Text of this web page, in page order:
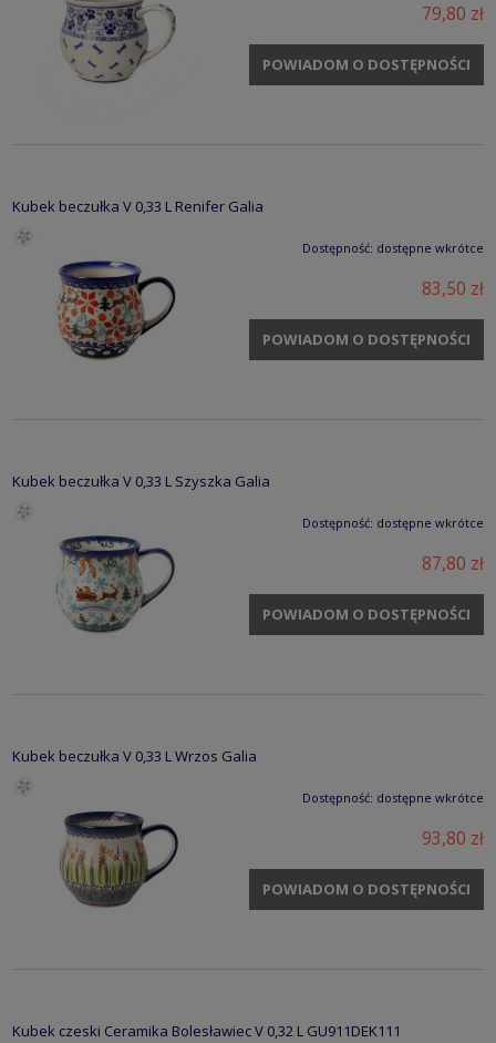
79,80 zł
POWIADOM O DOSTĘPNOŚCI
Kubek beczułka V 0,33 L Renifer Galia
Dostępność: dostępne wkrótce
83,50 zł
POWIADOM O DOSTĘPNOŚCI
Kubek beczułka V 0,33 L Szyszka Galia
Dostępność: dostępne wkrótce
87,80 zł
POWIADOM O DOSTĘPNOŚCI
Kubek beczułka V 0,33 L Wrzos Galia
Dostępność: dostępne wkrótce
93,80 zł
POWIADOM O DOSTĘPNOŚCI
Kubek czeski Ceramika Bolesławiec V 0,32 L GU911DEK111